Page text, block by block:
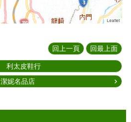
Leaflet
回上一頁 回最上面
利太皮鞋行
潔妮名品店